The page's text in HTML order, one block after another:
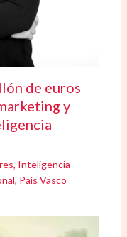
de euros
y
, Inteligencia
, País Vasco